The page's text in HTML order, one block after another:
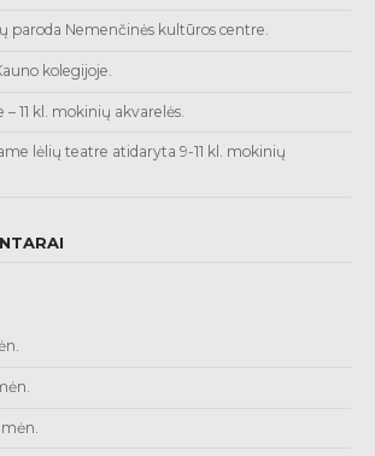
paroda Nemenčinės kultūros centre.
kolegijoje.
– 11 kl. mokinių akvarelės.
lėlių teatre atidaryta 9-11 kl. mokinių